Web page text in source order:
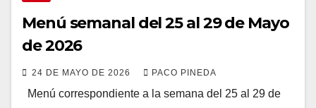
Menú semanal del 25 al 29 de Mayo
de 2026
24 DE MAYO DE 2026 PACO PINEDA
Menú correspondiente a la semana del 25 al 29 de